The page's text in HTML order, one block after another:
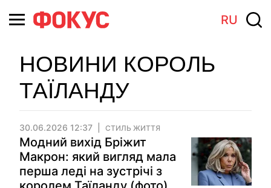
RU
НОВИНИ КОРОЛЬ
ТАЇЛАНДУ
30.06.2026 12:37 СТИЛЬ ЖИТТЯ
Модний вихід Бріжит
Макрон: який вигляд мала
перша леді на зустрічі з